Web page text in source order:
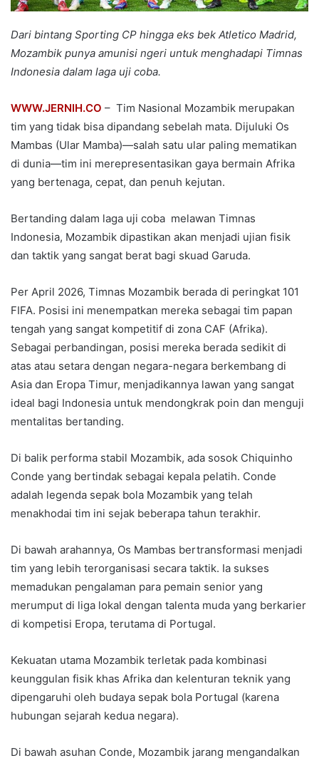
Dari bintang Sporting CP hingga eks bek Atletico Madrid,
Mozambik punya amunisi ngeri untuk menghadapi Timnas
Indonesia dalam laga uji coba.
WWW.JERNIH.CO – Tim Nasional Mozambik merupakan
tim yang tidak bisa dipandang sebelah mata. Dijuluki Os
Mambas (Ular Mamba)—salah satu ular paling mematikan
di dunia—tim ini merepresentasikan gaya bermain Afrika
yang bertenaga, cepat, dan penuh kejutan.
Bertanding dalam laga uji coba melawan Timnas
Indonesia, Mozambik dipastikan akan menjadi ujian fisik
dan taktik yang sangat berat bagi skuad Garuda.
Per April 2026, Timnas Mozambik berada di peringkat 101
FIFA. Posisi ini menempatkan mereka sebagai tim papan
tengah yang sangat kompetitif di zona CAF (Afrika).
Sebagai perbandingan, posisi mereka berada sedikit di
atas atau setara dengan negara-negara berkembang di
Asia dan Eropa Timur, menjadikannya lawan yang sangat
ideal bagi Indonesia untuk mendongkrak poin dan menguji
mentalitas bertanding.
Di balik performa stabil Mozambik, ada sosok Chiquinho
Conde yang bertindak sebagai kepala pelatih. Conde
adalah legenda sepak bola Mozambik yang telah
menakhodai tim ini sejak beberapa tahun terakhir.
Di bawah arahannya, Os Mambas bertransformasi menjadi
tim yang lebih terorganisasi secara taktik. Ia sukses
memadukan pengalaman para pemain senior yang
merumput di liga lokal dengan talenta muda yang berkarier
di kompetisi Eropa, terutama di Portugal.
Kekuatan utama Mozambik terletak pada kombinasi
keunggulan fisik khas Afrika dan kelenturan teknik yang
dipengaruhi oleh budaya sepak bola Portugal (karena
hubungan sejarah kedua negara).
Di bawah asuhan Conde, Mozambik jarang mengandalkan